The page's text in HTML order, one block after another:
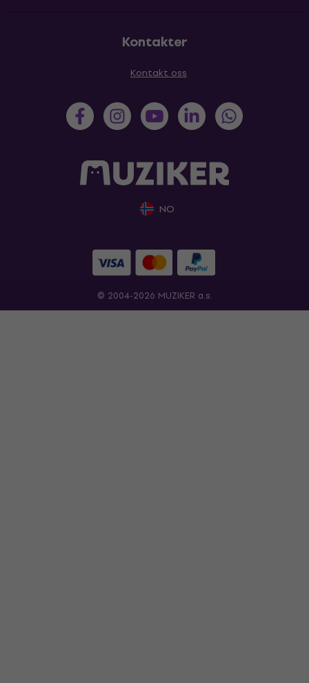
Kontakter
Kontakt oss
NO
© 2004-2026 MUZIKER a.s.